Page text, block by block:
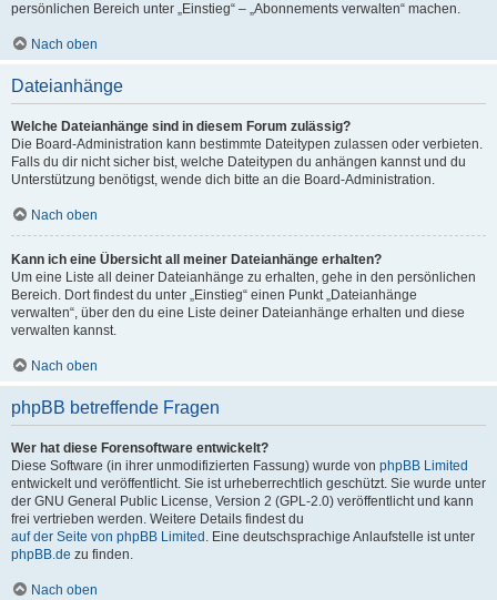
persönlichen Bereich unter „Einstieg“ – „Abonnements verwalten“ machen.
Nach oben
Dateianhänge
Welche Dateianhänge sind in diesem Forum zulässig?
Die Board-Administration kann bestimmte Dateitypen zulassen oder verbieten.
Falls du dir nicht sicher bist, welche Dateitypen du anhängen kannst und du
Unterstützung benötigst, wende dich bitte an die Board-Administration.
Nach oben
Kann ich eine Übersicht all meiner Dateianhänge erhalten?
Um eine Liste all deiner Dateianhänge zu erhalten, gehe in den persönlichen
Bereich. Dort findest du unter „Einstieg“ einen Punkt „Dateianhänge
verwalten“, über den du eine Liste deiner Dateianhänge erhalten und diese
verwalten kannst.
Nach oben
phpBB betreffende Fragen
Wer hat diese Forensoftware entwickelt?
Diese Software (in ihrer unmodifizierten Fassung) wurde von phpBB Limited
entwickelt und veröffentlicht. Sie ist urheberrechtlich geschützt. Sie wurde unter
der GNU General Public License, Version 2 (GPL-2.0) veröffentlicht und kann
frei vertrieben werden. Weitere Details findest du
auf der Seite von phpBB Limited . Eine deutschsprachige Anlaufstelle ist unter
phpBB.de zu finden.
Nach oben